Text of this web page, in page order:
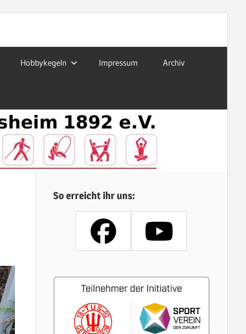
Hobbykegeln Impressum Archiv
So erreicht ihr uns: